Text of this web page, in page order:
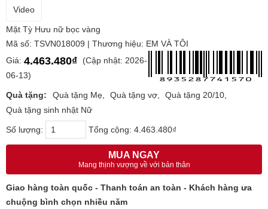
Video
Mặt Tỳ Hưu nữ bọc vàng
Mã số: TSVN018009 | Thương hiệu: EM VÀ TÔI
Giá: 4.463.480₫
(Cập nhật: 2026-
06-13)
Quà tặng: Quà tặng Mẹ Quà tặng vợ
Quà tặng 20/10
Quà tặng sinh nhật Nữ
Số lượng: Tổng cộng: 4.463.480₫
MUA NGAY
Mang thịnh vượng về với bản thân
Giao hàng toàn quốc - Thanh toán an toàn - Khách hàng ưa
chuộng bình chọn nhiều năm